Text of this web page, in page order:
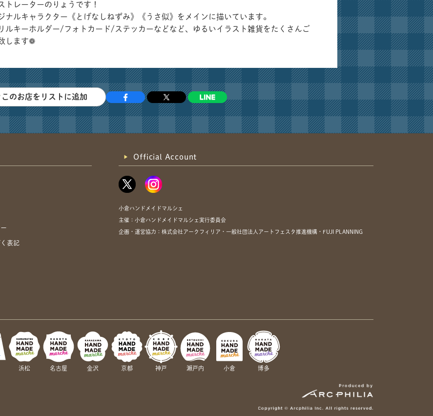
トレーターのりょうです！
ナルキャラクター《とげなしねずみ》《うさ似》をメインに描いています。
ルキーホルダー/フォトカード/ステッカーなどなど、ゆるいイラスト雑貨をたくさんご
します❁
このお店をリストに追加
表記
Official Account
小倉ハンドメイドマルシェ
主催：小倉ハンドメイドマルシェ実行委員会
企画・運営協力：株式会社アークフィリア・一般社団法人アートフェスタ推進機構・FUJI PLANNING
浜松 名古屋 金沢 京都 神戸 瀬戸内 小倉 博多